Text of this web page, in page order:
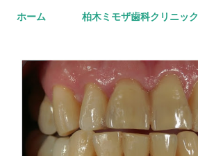
ホーム
柏木ミモザ歯科クリニック